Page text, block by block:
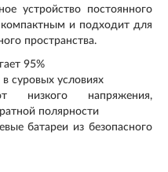
устройство постоянного
и подходит для
пространства.
95%
суровых условиях
напряжения,
полярности
батареи из безопасного